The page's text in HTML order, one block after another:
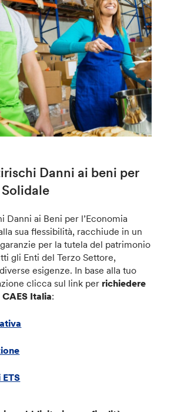
Danni ai beni per
Danni ai Beni per l’Economia
sua flessibilità, racchiude in un
per la tutela del patrimonio
gli Enti del Terzo Settore,
esigenze. In base alla tuo
clicca sul link per richiedere
Italia: